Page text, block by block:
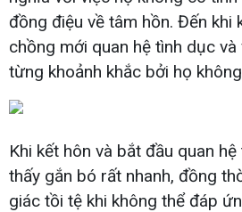
đồng điệu về tâm hồn. Đến khi
chồng mới quan hệ tình dục
từng khoảnh khắc bởi họ
Khi kết hôn và bắt đầu quan
thấy gắn bó rất nhanh, đồng
giác tồi tệ khi không thể đáp